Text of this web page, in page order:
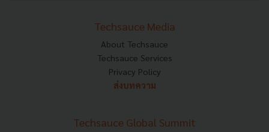
Techsauce Media
About Techsauce
Techsauce Services
Privacy Policy
ส่งบทความ
Techsauce Global Summit